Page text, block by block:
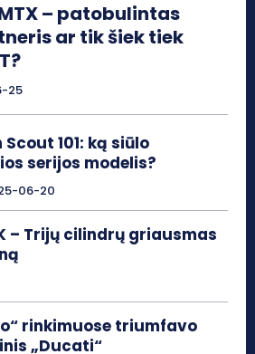
– patobulintas
ar tik šiek tiek
25
101: ką siūlo
serijos modelis?
06-20
– Trijų cilindrų griausmas
rinkimuose triumfavo
„Ducati“